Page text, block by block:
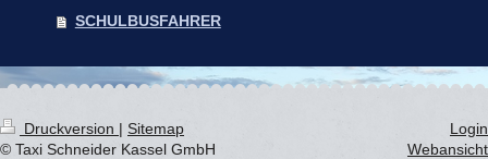
SCHULBUSFAHRER
Druckversion | Sitemap
© Taxi Schneider Kassel GmbH
Login
Webansicht